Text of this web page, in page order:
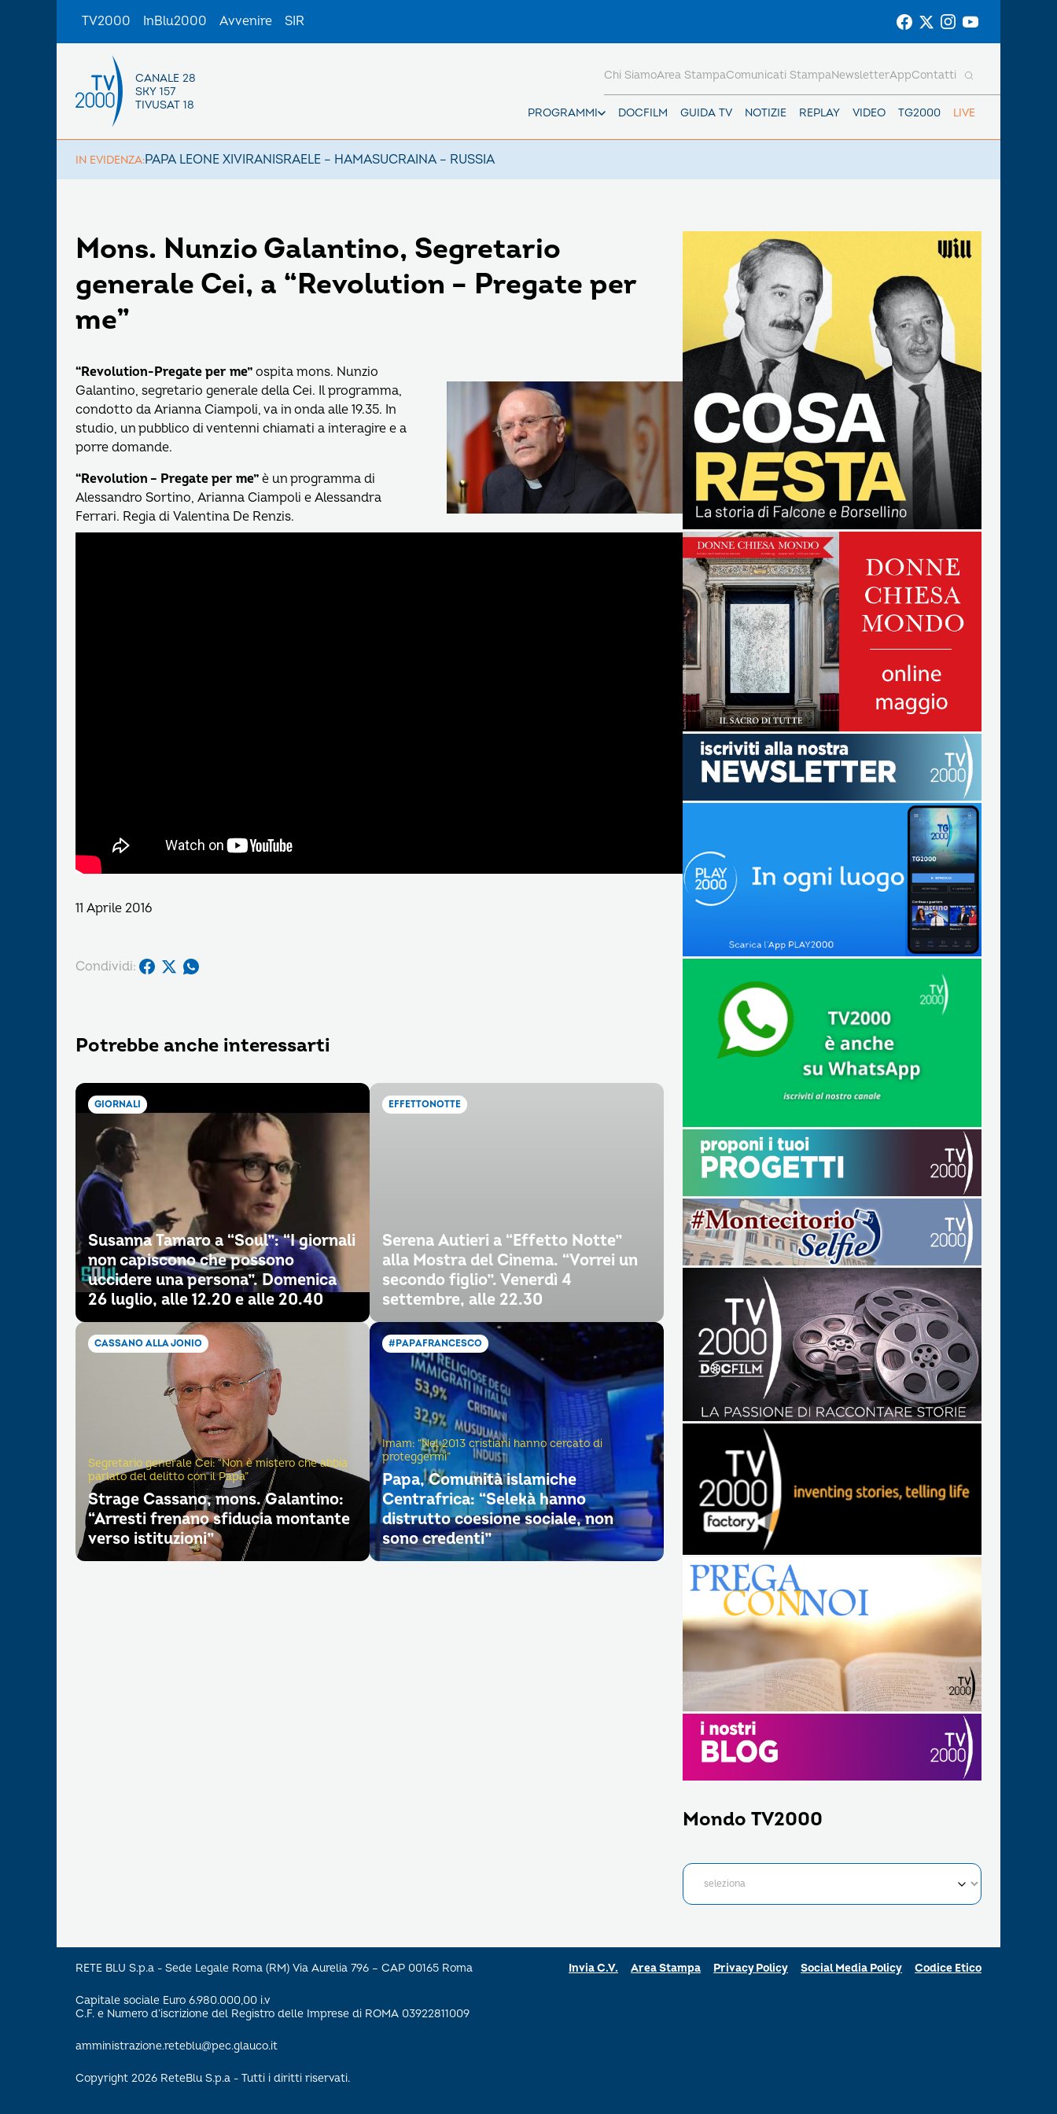
TV2000 InBlu2000 Avvenire SIR
CANALE 28
SKY 157
TIVUSAT 18
PROGRAMMI DOCFILM GUIDA TV NOTIZIE REPLAY VIDEO TG2000 LIVE
Chi SiamoArea StampaComunicati StampaNewsletterAppContatti
IN EVIDENZA:PAPA LEONE XIVIRANISRAELE – HAMASUCRAINA – RUSSIA
Mons. Nunzio Galantino, Segretario
generale Cei, a “Revolution – Pregate per
me”
“Revolution-Pregate per me” ospita mons. Nunzio
Galantino, segretario generale della Cei. Il programma,
condotto da Arianna Ciampoli, va in onda alle 19.35. In
studio, un pubblico di ventenni chiamati a interagire e a
porre domande.
“Revolution – Pregate per me” è un programma di
Alessandro Sortino, Arianna Ciampoli e Alessandra
Ferrari. Regia di Valentina De Renzis.
11 Aprile 2016
Condividi:
Potrebbe anche interessarti
GIORNALI
Susanna Tamaro a “Soul”: “I giornali
non capiscono che possono
uccidere una persona”. Domenica
26 luglio, alle 12.20 e alle 20.40
EFFETTONOTTE
Serena Autieri a “Effetto Notte”
alla Mostra del Cinema. “Vorrei un
secondo figlio”. Venerdì 4
settembre, alle 22.30
CASSANO ALLA JONIO
Segretario generale Cei: “Non è mistero che abbia
parlato del delitto con il Papa”
Strage Cassano, mons. Galantino:
“Arresti frenano sfiducia montante
verso istituzioni”
#PAPAFRANCESCO
Imam: “Nel 2013 cristiani hanno cercato di
proteggermi”
Papa, Comunità islamiche
Centrafrica: “Selekà hanno
distrutto coesione sociale, non
sono credenti”
Mondo TV2000
RETE BLU S.p.a - Sede Legale Roma (RM) Via Aurelia 796 – CAP 00165 Roma
Capitale sociale Euro 6.980.000,00 i.v
C.F. e Numero d’iscrizione del Registro delle Imprese di ROMA 03922811009
amministrazione.reteblu@pec.glauco.it
Copyright 2026 ReteBlu S.p.a - Tutti i diritti riservati.
Invia C.V. Area Stampa Privacy Policy Social Media Policy Codice Etico